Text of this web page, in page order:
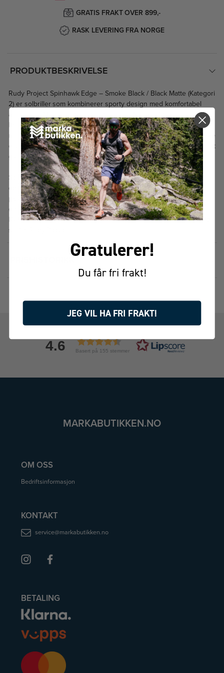
GRATIS FRAKT OVER 899,-
RASK LEVERING FRA NORGE
PRODUKTBESKRIVELSE
Rudy Project Spinhawk Edge – Smoke Black / Black Matte (Kategori
2) er solbriller som kombinerer sporty design med komfortabel
allsidighet. Med en matt svart ramme og Smoke Black-linser i
kategori 2 får du god solbeskyttelse og redusert blending i
moderat til variabelt lys – ideelt for dager med vekslende skydekke
eller lett sol. Linsene gir naturlig fargegjengivelse og behagelig sikt
gjennom hele dagen.
Spinhawk Edge er designet med ergonomi og aktiv livsstil i fokus,
og den lette konstruksjonen sørger for en stabil, komfortabel
passform uansett om du er på tur, sykler, går turer eller bare
ønsker et par allsidige solbriller med et moderne, sporty uttrykk.
Dette er et solid valg for deg som vil ha funksjonell ytelse og tidløs
stil fra Rudy Project.
4.6 Basert på 155 stemmer
MARKABUTIKKEN.NO
OM OSS
Bedriftsinformasjon
KONTAKT
service@markabutikken.no
BETALING
Gratulerer!
Du får fri frakt!
JEG VIL HA FRI FRAKT!